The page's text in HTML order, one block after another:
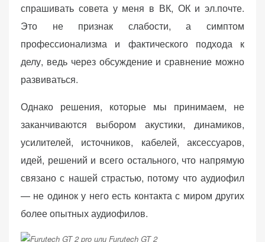
спрашивать совета у меня в ВК, ОК и эл.почте.
Это не признак слабости, а симптом
профессионализма и фактического подхода к
делу, ведь через обсуждение и сравнение можно
развиваться.
Однако решения, которые мы принимаем, не
заканчиваются выбором акустики, динамиков,
усилителей, источников, кабелей, аксессуаров,
идей, решений и всего остального, что напрямую
связано с нашей страстью, потому что аудиофил
— не одинок у него есть контакта с миром других
более опытных аудиофилов.
интересах и
поведении при
посещении нашего
вероятность
просмотра
контента и
предложений.